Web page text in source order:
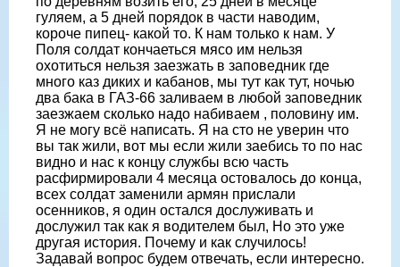
гуляем, а 5 дней порядок в части наводим,
короче пипец- какой то. К нам только к нам. У
Поля солдат кончаеться мясо им нельзя
охотиться нельзя заезжать в заповедник где
много каз диких и кабанов, мы тут как тут, ночью
два бака в ГАЗ-66 заливаем в любой заповедник
заезжаем сколько надо набиваем , половину им.
Я не могу всё написать. Я на сто не уверин что
вы так жили, вот мы если жили заебись то по нас
видно и нас к концу службы всю часть
расфирмировали 4 месяца остовалось до конца,
всех солдат заменили армян прислали
осенников, я один остался дослуживать и
дослужил так как я водителем был, Но это уже
другая история. Почему и как случилось!
Задавай вопрос будем отвечать, если интересно.